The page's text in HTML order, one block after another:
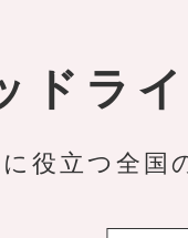
ドラ
役立つ全国